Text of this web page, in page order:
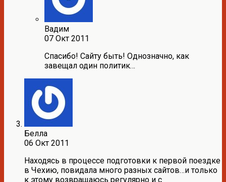
Вадим
07 Окт 2011
Спасибо! Сайту быть! Однозначно, как
завещал один политик…
Белла
06 Окт 2011
Находясь в процессе подготовки к первой поездке
в Чехию, повидала много разных сайтов…и только
к этому возвращаюсь регулярно и с